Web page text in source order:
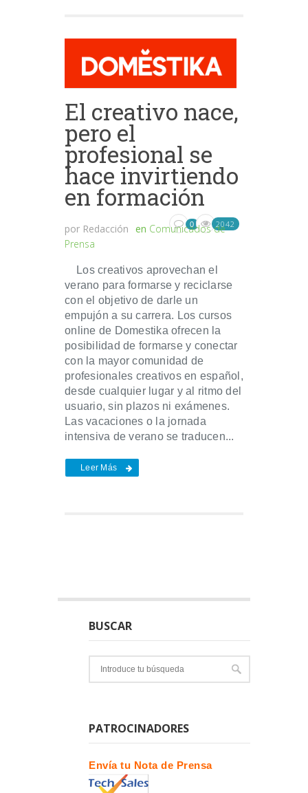
El creativo nace,
pero el
profesional se
hace invirtiendo
en formación
por Redacción en Comunicados de
Prensa
0 2042
Los creativos aprovechan el
verano para formarse y reciclarse
con el objetivo de darle un
empujón a su carrera. Los cursos
online de Domestika ofrecen la
posibilidad de formarse y conectar
con la mayor comunidad de
profesionales creativos en español,
desde cualquier lugar y al ritmo del
usuario, sin plazos ni exámenes.
Las vacaciones o la jornada
intensiva de verano se traducen...
Leer Más
BUSCAR
PATROCINADORES
Envía tu Nota de Prensa